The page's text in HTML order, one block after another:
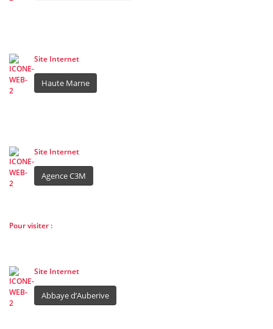
Site Internet
Haute Marne
Site Internet
Agence C3M
Pour visiter :
Site Internet
Abbaye d’Auberive